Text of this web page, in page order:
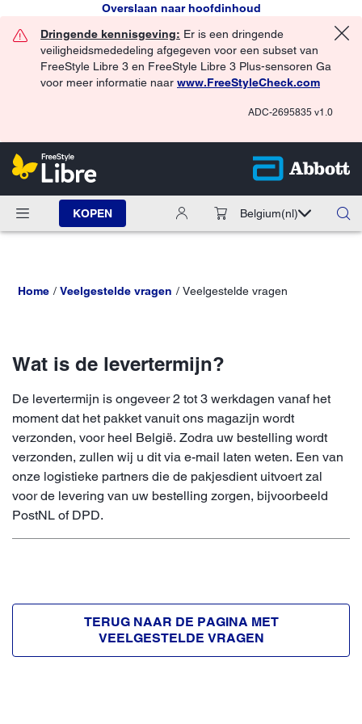
Overslaan naar hoofdinhoud
Dringende kennisgeving: Er is een dringende
veiligheidsmededeling afgegeven voor een subset van
FreeStyle Libre 3 en FreeStyle Libre 3 Plus-sensoren Ga
voor meer informatie naar www.FreeStyleCheck.com
ADC-2695835 v1.0
KOPEN Belgium(nl)
Home Veelgestelde vragen Veelgestelde vragen
Wat is de levertermijn?
De levertermijn is ongeveer 2 tot 3 werkdagen vanaf het
moment dat het pakket vanuit ons magazijn wordt
verzonden, voor heel België. Zodra uw bestelling wordt
verzonden, zullen wij u dit via e-mail laten weten. Een van
onze logistieke partners die de pakjesdient uitvoert zal
voor de levering van uw bestelling zorgen, bijvoorbeeld
PostNL of DPD.
TERUG NAAR DE PAGINA MET
VEELGESTELDE VRAGEN